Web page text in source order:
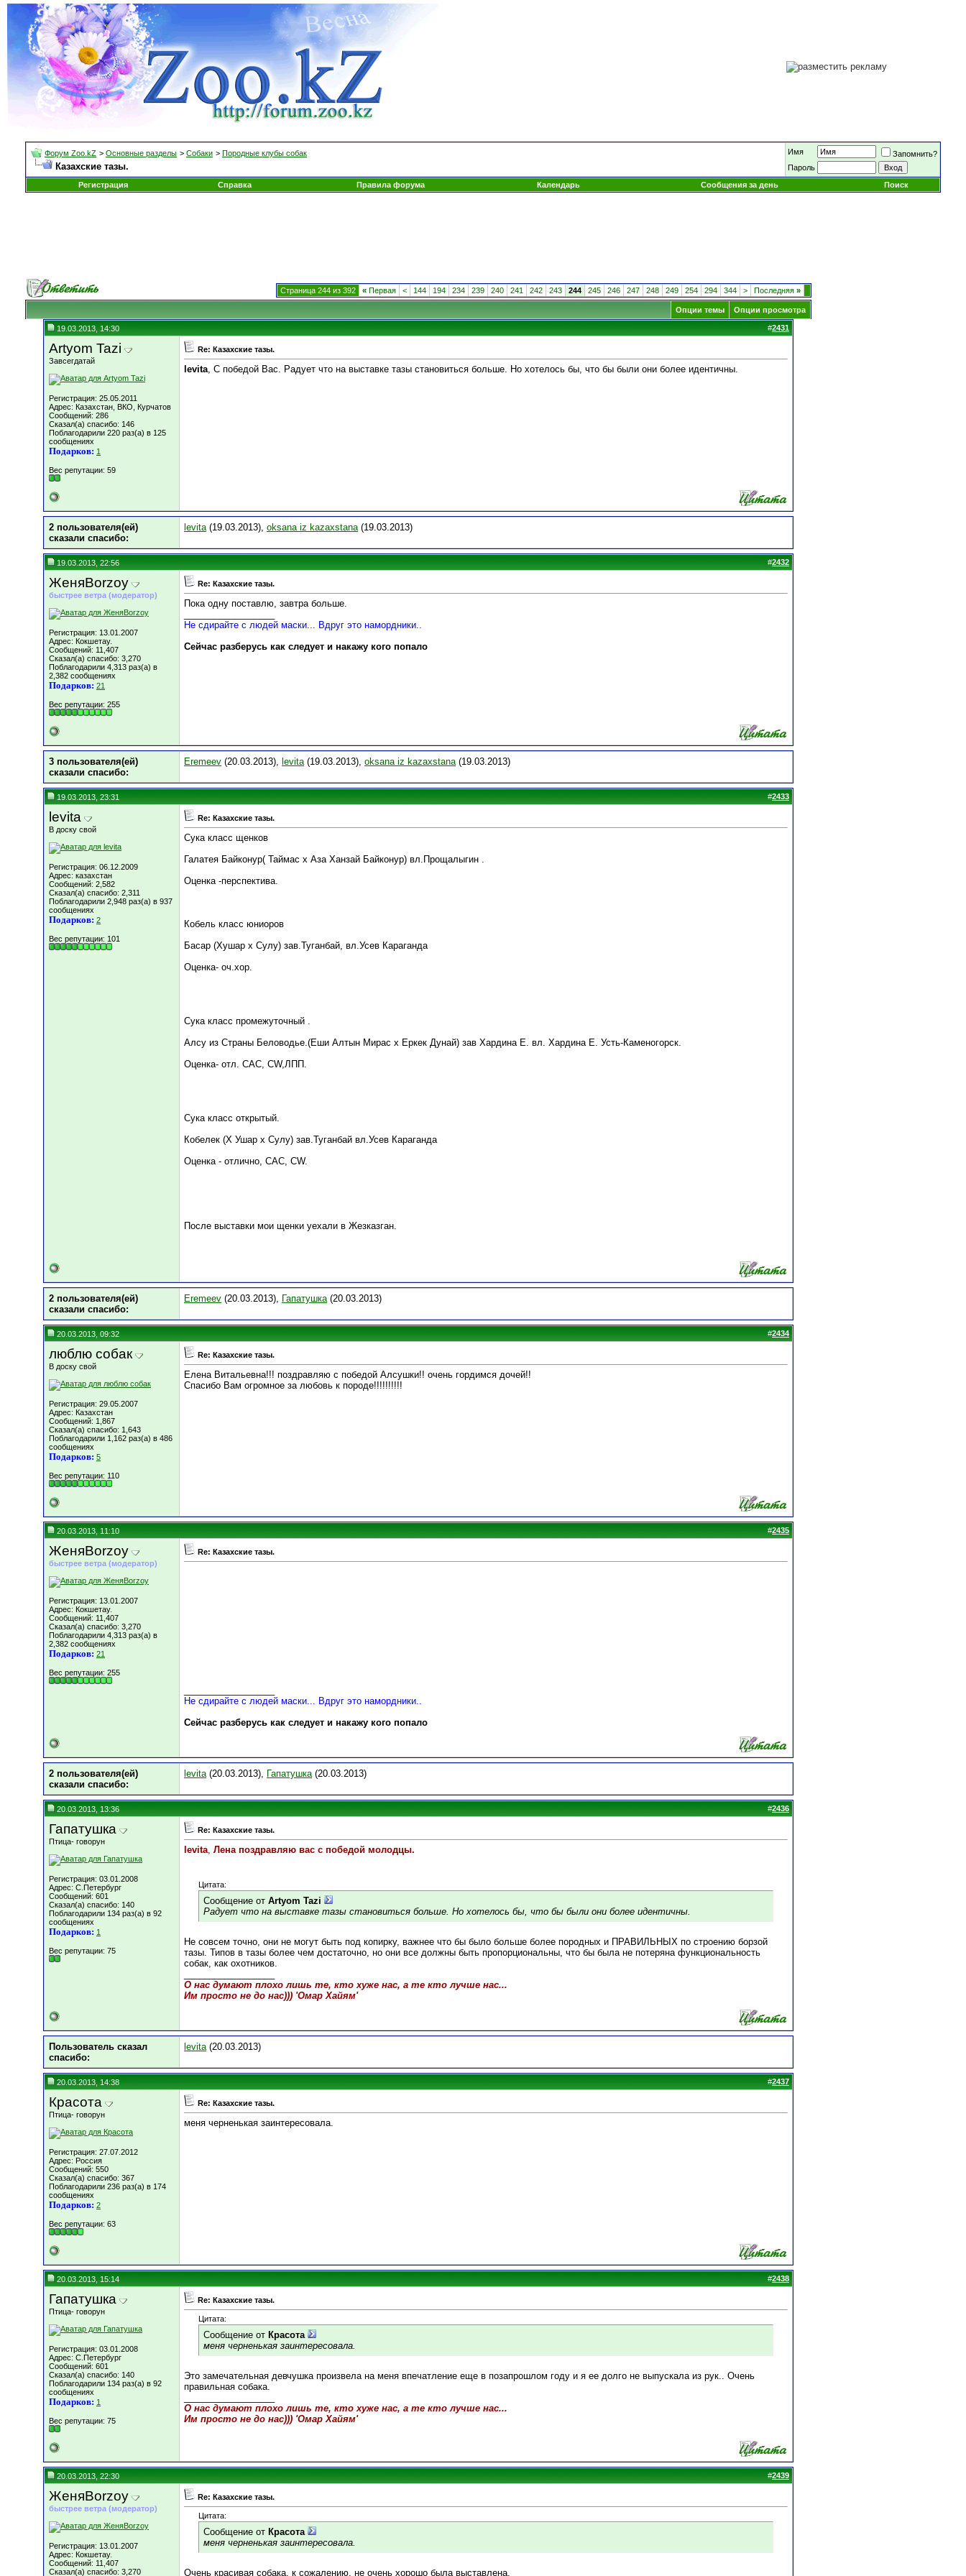
Форум Zoo.kZ > Основные разделы > Собаки > Породные клубы собак
Казахские тазы.
Имя
Запомнить?
Пароль
Регистрация
Справка Правила форума Календарь Сообщения за день Поиск
Страница 244 из 392 « Первая < 144 194 234 239 240 241 242 243 244 245 246 247 248 249 254 294 344 > Последняя »
Опции темы Опции просмотра
19.03.2013, 14:30 #2431
Artyom Tazi
Завсегдатай
Регистрация: 25.05.2011
Адрес: Казахстан, ВКО, Курчатов
Сообщений: 286
Сказал(а) спасибо: 146
Поблагодарили 220 раз(а) в 125
сообщениях
Подарков: 1
Вес репутации: 59
Re: Казахские тазы.
levita, С победой Вас. Радует что на выставке тазы становиться больше. Но хотелось бы, что бы были они более идентичны.
2 пользователя(ей)
сказали cпасибо:
levita(19.03.2013), oksana iz kazaxstana(19.03.2013)
19.03.2013, 22:56 #2432
ЖеняBorzoy
быстрее ветра (модератор)
Регистрация: 13.01.2007
Адрес: Кокшетау.
Сообщений: 11,407
Сказал(а) спасибо: 3,270
Поблагодарили 4,313 раз(а) в
2,382 сообщениях
Подарков: 21
Вес репутации: 255
Re: Казахские тазы.
Пока одну поставлю, завтра больше.
Не сдирайте с людей маски... Вдруг это намордники..
Сейчас разберусь как следует и накажу кого попало
3 пользователя(ей)
сказали cпасибо:
Eremeev (20.03.2013), levita(19.03.2013), oksana iz kazaxstana(19.03.2013)
19.03.2013, 23:31 #2433
levita
В доску свой
Регистрация: 06.12.2009
Адрес: казахстан
Сообщений: 2,582
Сказал(а) спасибо: 2,311
Поблагодарили 2,948 раз(а) в 937
сообщениях
Подарков: 2
Вес репутации: 101
Re: Казахские тазы.
Сука класс щенков
Галатея Байконур( Таймас х Аза Ханзай Байконур) вл.Прощалыгин .
Оценка -перспектива.
Кобель класс юниоров
Басар (Хушар х Сулу) зав.Туганбай, вл.Усев Караганда
Оценка- оч.хор.
Сука класс промежуточный .
Алсу из Страны Беловодье.(Еши Алтын Мирас х Еркек Дунай) зав Хардина Е. вл. Хардина Е. Усть-Каменогорск.
Оценка- отл. САС, CW,ЛПП.
Сука класс открытый.
Кобелек (Х Ушар х Сулу) зав.Туганбай вл.Усев Караганда
Оценка - отлично, САС, СW.
После выставки мои щенки уехали в Жезказган.
2 пользователя(ей)
сказали cпасибо:
Eremeev (20.03.2013), Гапатушка(20.03.2013)
20.03.2013, 09:32 #2434
люблю собак
В доску свой
Регистрация: 29.05.2007
Адрес: Казахстан
Сообщений: 1,867
Сказал(а) спасибо: 1,643
Поблагодарили 1,162 раз(а) в 486
сообщениях
Подарков: 5
Вес репутации: 110
Re: Казахские тазы.
Елена Витальевна!!! поздравляю с победой Алсушки!! очень гордимся дочей!!
Спасибо Вам огромное за любовь к породе!!!!!!!!!!
20.03.2013, 11:10 #2435
ЖеняBorzoy
быстрее ветра (модератор)
Регистрация: 13.01.2007
Адрес: Кокшетау.
Сообщений: 11,407
Сказал(а) спасибо: 3,270
Поблагодарили 4,313 раз(а) в
2,382 сообщениях
Подарков: 21
Вес репутации: 255
Re: Казахские тазы.
Не сдирайте с людей маски... Вдруг это намордники..
Сейчас разберусь как следует и накажу кого попало
2 пользователя(ей)
сказали cпасибо:
levita(20.03.2013), Гапатушка(20.03.2013)
20.03.2013, 13:36 #2436
Гапатушка
Птица- говорун
Регистрация: 03.01.2008
Адрес: C.Петербург
Сообщений: 601
Сказал(а) спасибо: 140
Поблагодарили 134 раз(а) в 92
сообщениях
Подарков: 1
Вес репутации: 75
Re: Казахские тазы.
levita, Лена поздравляю вас с победой молодцы.
Цитата:
Сообщение от Artyom Tazi
Радует что на выставке тазы становиться больше. Но хотелось бы, что бы были они более идентичны.
Не совсем точно, они не могут быть под копирку, важнее что бы было больше более породных и ПРАВИЛЬНЫХ по строению борзой
тазы. Типов в тазы более чем достаточно, но они все должны быть пропорциональны, что бы была не потеряна функциональность
собак, как охотников.
О нас думают плохо лишь те, кто хуже нас, а те кто лучше нас...
Им просто не до нас))) 'Омар Хайям'
Пользователь сказал
cпасибо:
levita(20.03.2013)
20.03.2013, 14:38 #2437
Красота
Птица- говорун
Регистрация: 27.07.2012
Адрес: Россия
Сообщений: 550
Сказал(а) спасибо: 367
Поблагодарили 236 раз(а) в 174
сообщениях
Подарков: 2
Вес репутации: 63
Re: Казахские тазы.
меня черненькая заинтересовала.
20.03.2013, 15:14 #2438
Гапатушка
Птица- говорун
Регистрация: 03.01.2008
Адрес: C.Петербург
Сообщений: 601
Сказал(а) спасибо: 140
Поблагодарили 134 раз(а) в 92
сообщениях
Подарков: 1
Вес репутации: 75
Re: Казахские тазы.
Цитата:
Сообщение от Красота
меня черненькая заинтересовала.
Это замечательная девчушка произвела на меня впечатление еще в позапрошлом году и я ее долго не выпускала из рук.. Очень
правильная собака.
О нас думают плохо лишь те, кто хуже нас, а те кто лучше нас...
Им просто не до нас))) 'Омар Хайям'
20.03.2013, 22:30 #2439
ЖеняBorzoy
быстрее ветра (модератор)
Регистрация: 13.01.2007
Адрес: Кокшетау.
Сообщений: 11,407
Сказал(а) спасибо: 3,270
Re: Казахские тазы.
Цитата:
Сообщение от Красота
меня черненькая заинтересовала.
Очень красивая собака, к сожалению, не очень хорошо была выставлена.